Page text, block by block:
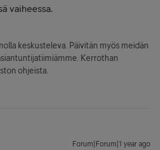
vaiheessa.
keskusteleva. Päivitän myös meidän
Kerrothan
ohjeista.
Forum|Forum|1 year ago